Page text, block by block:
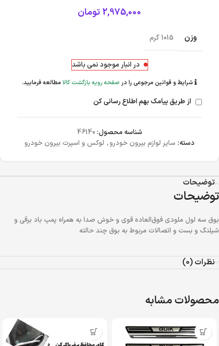
2,975,000 تومان
وزن 1015 گرم
در انبار موجود نمی باشد
شرایط و قوانین مرجوعی را در صفحه رویه بازگشت کالا مطالعه فرمایید.
از طریق پیامک بهم اطلاع رسانی کن
شناسه محصول: 46140
دسته: سایر لوازم بیرون خودرو, لوکس و اسپرت بیرون خودرو
توضیحات
توضیحات
بوق سه لول ملودی فوق‌العاده قوی و خوش صدا به همراه پمپ باد برقی و
شیلنگ و بست و اتصالات مربوط به بوق چند حالته
نظرات (0)
محصولات مشابه